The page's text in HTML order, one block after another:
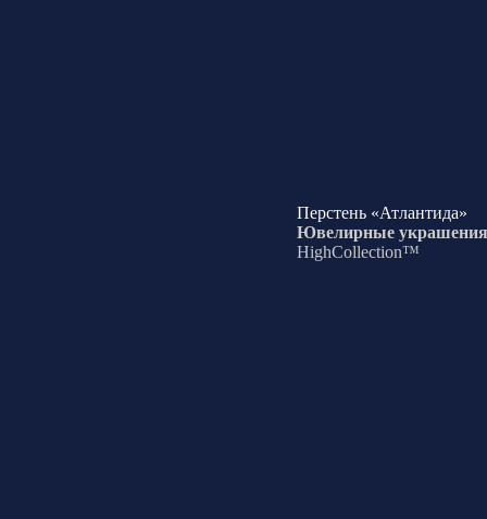
Перстень «Атлантида»
Ювелирные украшения
HighCollection™